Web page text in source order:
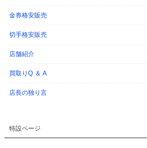
金券格安販売
切手格安販売
店舗紹介
買取りQ ＆ A
店長の独り言
特設ページ